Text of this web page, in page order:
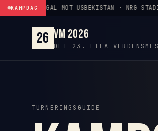
Gå til innhold
KAMPDAG
· PORTUGAL MOT USBEKISTAN · NRG
26 VM 2026
DET 23. FIFA-
TURNERINGSGUIDE